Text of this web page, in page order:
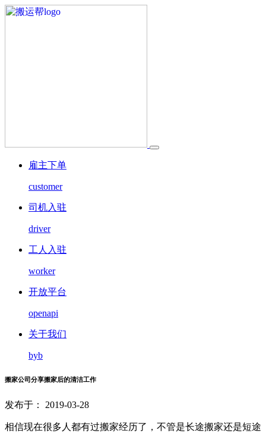
雇主下单
customer
司机入驻
driver
工人入驻
worker
开放平台
openapi
关于我们
byb
搬家公司分享搬家后的清洁工作
发布于： 2019-03-28
相信现在很多人都有过搬家经历了，不管是长途搬家还是短途